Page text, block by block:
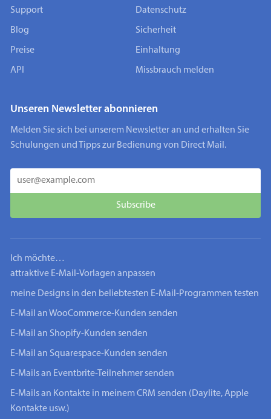
Support
Blog
Preise
API
Datenschutz
Sicherheit
Einhaltung
Missbrauch melden
Unseren Newsletter abonnieren
Melden Sie sich bei unserem Newsletter an und erhalten Sie
Schulungen und Tipps zur Bedienung von Direct Mail.
Ich möchte…
attraktive E-Mail-Vorlagen anpassen
meine Designs in den beliebtesten E-Mail-Programmen testen
E-Mail an WooCommerce-Kunden senden
E-Mail an Shopify-Kunden senden
E-Mail an Squarespace-Kunden senden
E-Mails an Eventbrite-Teilnehmer senden
E-Mails an Kontakte in meinem CRM senden (Daylite, Apple
Kontakte usw.)